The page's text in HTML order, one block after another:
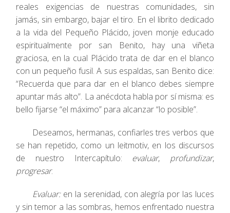
reales exigencias de nuestras comunidades, sin
jamás, sin embargo, bajar el tiro. En el librito dedicado
a la vida del Pequeño Plácido, joven monje educado
espiritualmente por san Benito, hay una viñeta
graciosa, en la cual Plácido trata de dar en el blanco
con un pequeño fusil. A sus espaldas, san Benito dice:
“Recuerda que para dar en el blanco debes siempre
apuntar más alto”. La anécdota habla por sí misma: es
bello fijarse “el máximo” para alcanzar “lo posible”.
Deseamos, hermanas, confiarles tres verbos que
se han repetido, como un leitmotiv, en los discursos
de nuestro Intercapítulo: evaluar, profundizar,
progresar.
Evaluar:en la serenidad, con alegría por las luces
y sin temor a las sombras, hemos enfrentado nuestra